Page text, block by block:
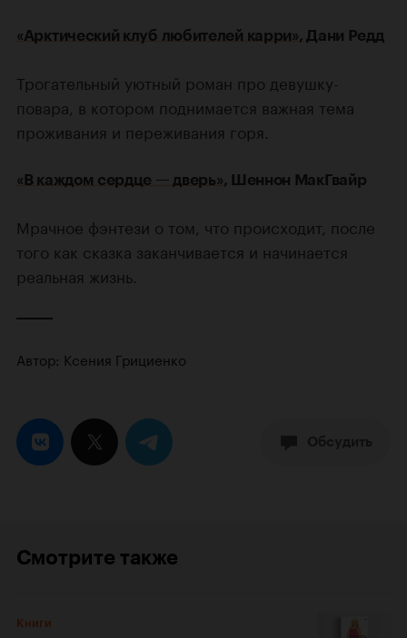
«Арктический клуб любителей карри», Дани Редд
Трогательный уютный роман про девушку-
повара, в котором поднимается важная тема
проживания и переживания горя.
«В каждом сердце — дверь», Шеннон МакГвайр
Мрачное фэнтези о том, что происходит, после
того как сказка заканчивается и начинается
реальная жизнь.
Автор: Ксения Грициенко
Смотрите также
Книги